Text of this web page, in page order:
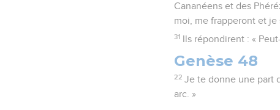
Cananéens et des
moi, me frapperont et je
31 Ils répondirent : «
Genèse 48
22 Je te donne une part
arc. »